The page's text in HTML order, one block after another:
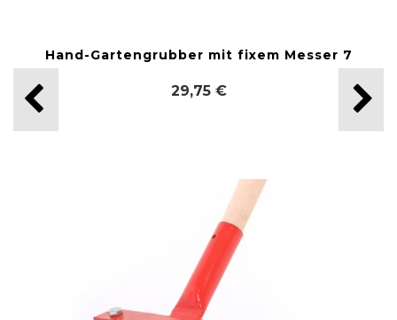
Hand-Gartengrubber mit fixem Messer 7
29,75 €